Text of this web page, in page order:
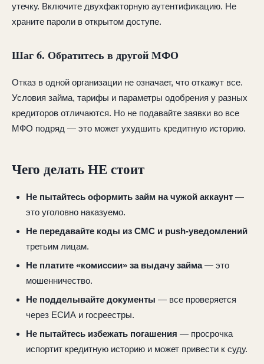
утечку. Включите двухфакторную аутентификацию. Не
храните пароли в открытом доступе.
Шаг 6. Обратитесь в другой МФО
Отказ в одной организации не означает, что откажут все.
Условия займа, тарифы и параметры одобрения у разных
кредиторов отличаются. Но не подавайте заявки во все
МФО подряд — это может ухудшить кредитную историю.
Чего делать НЕ стоит
Не пытайтесь оформить займ на чужой аккаунт —
это уголовно наказуемо.
Не передавайте коды из СМС и push-уведомлений
третьим лицам.
Не платите «комиссии» за выдачу займа— это
мошенничество.
Не подделывайте документы — все проверяется
через ЕСИА и госреестры.
Не пытайтесь избежать погашения — просрочка
испортит кредитную историю и может привести к суду.